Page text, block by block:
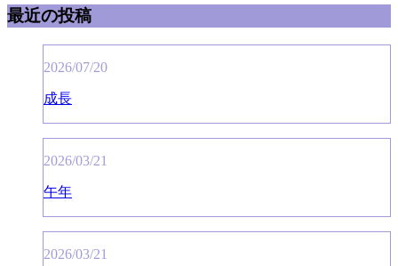
最近の投稿
2026/07/20
成長
2026/03/21
午年
2026/03/21